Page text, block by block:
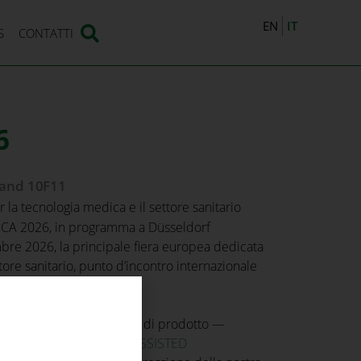
CONTATTI EN IT
la tecnologia medica e il settore sanitario
2026, in programma a Düsseldorf
2026, la principale fiera europea dedicata
sanitario, punto d’incontro internazionale
tutte le nostre linee di prodotto —
MEDICINE
ASSISTED